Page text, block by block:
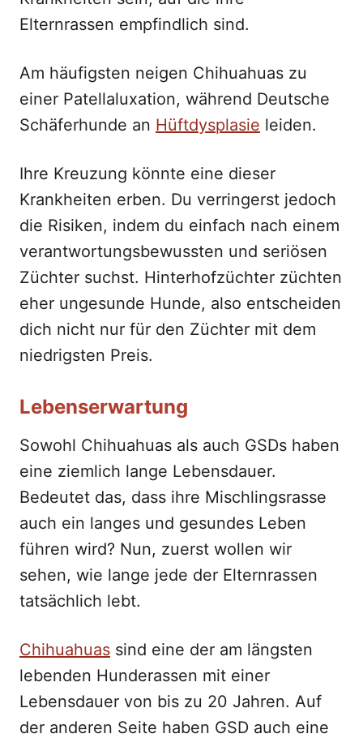
Elternrassen empfindlich sind.
Am häufigsten neigen Chihuahuas zu
einer Patellaluxation, während Deutsche
Schäferhunde an Hüftdysplasie leiden.
Ihre Kreuzung könnte eine dieser
Krankheiten erben. Du verringerst jedoch
die Risiken, indem du einfach nach einem
verantwortungsbewussten und seriösen
Züchter suchst. Hinterhofzüchter züchten
eher ungesunde Hunde, also entscheiden
dich nicht nur für den Züchter mit dem
niedrigsten Preis.
Lebenserwartung
Sowohl Chihuahuas als auch GSDs haben
eine ziemlich lange Lebensdauer.
Bedeutet das, dass ihre Mischlingsrasse
auch ein langes und gesundes Leben
führen wird? Nun, zuerst wollen wir
sehen, wie lange jede der Elternrassen
tatsächlich lebt.
Chihuahuas sind eine der am längsten
lebenden Hunderassen mit einer
Lebensdauer von bis zu 20 Jahren. Auf
der anderen Seite haben GSD auch eine